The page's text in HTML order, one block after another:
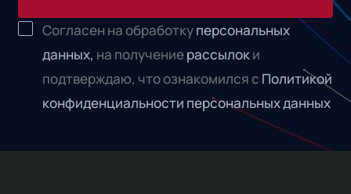
Согласен на обработкуперсональных
данных, на получениерассылоки
подтверждаю, что ознакомился с Политикой
конфиденциальности персональных данных